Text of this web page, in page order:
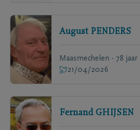
August PENDERS
Maasmechelen - 78 jaar
21/04/2026
Fernand GHIJSEN